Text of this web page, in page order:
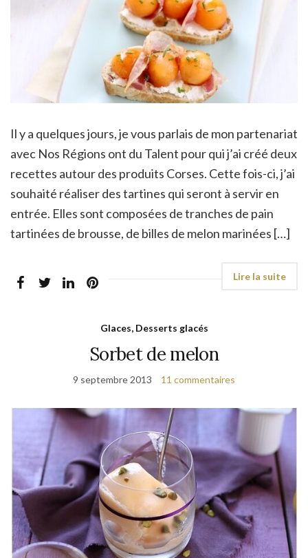
Il y a quelques jours, je vous parlais de mon partenariat
avec Nos Régions ont du Talent pour qui j’ai créé deux
recettes autour des produits Corses. Cette fois-ci, j’ai
souhaité réaliser des tartines qui seront à servir en
entrée. Elles sont composées de tranches de pain
tartinées de brousse, de billes de melon marinées […]
Glaces, Desserts glacés
Sorbet de melon
9 septembre 2013 11 commentaires